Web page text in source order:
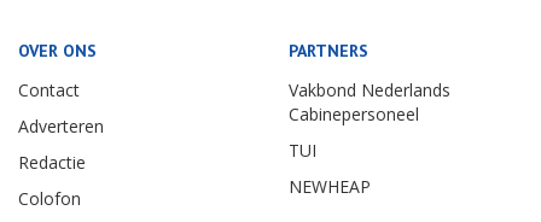
OVER ONS
Contact
Adverteren
Redactie
Colofon
PARTNERS
Vakbond Nederlands
Cabinepersoneel
TUI
NEWHEAP